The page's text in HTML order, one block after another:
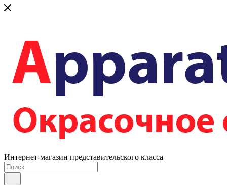
Интернет-магазин представительского класса